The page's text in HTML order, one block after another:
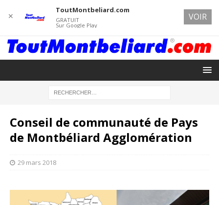
Conseil de communauté de Pays
de Montbéliard Agglomération
29 mars 2018
✕
ToutMontbeliard.com
GRATUIT
Sur Google Play
VOIR